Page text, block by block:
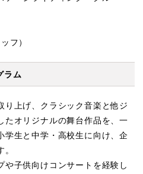
フ）
ラム
り上げ、クラシック音楽と他ジ
たオリジナルの舞台作品を、一
学生と中学・高校生に向け、企
や子供向けコンサートを経験し